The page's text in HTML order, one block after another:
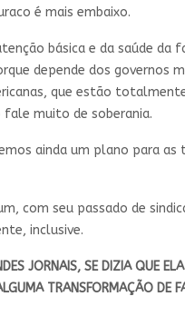
é mais embaixo.
básica e da saúde da
depende dos governos
que estão
muito de soberania.
ainda um plano para as
com seu passado de
inclusive.
JORNAIS, SE DIZIA QUE
TRANSFORMAÇÃO DE